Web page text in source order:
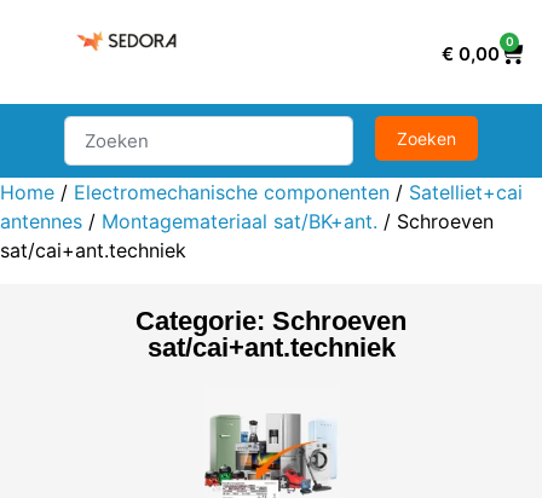
€ 0,00
0
Home / Electromechanische componenten / Satelliet+cai
antennes / Montagemateriaal sat/BK+ant. / Schroeven
sat/cai+ant.techniek
Categorie: Schroeven
sat/cai+ant.techniek